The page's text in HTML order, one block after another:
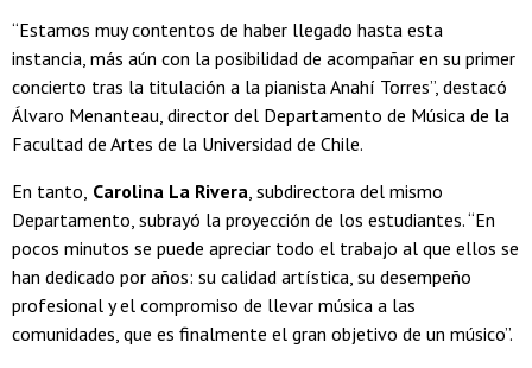
“Estamos muy contentos de haber llegado hasta esta
instancia, más aún con la posibilidad de acompañar en su primer
concierto tras la titulación a la pianista Anahí Torres”, destacó
Álvaro Menanteau, director del Departamento de Música de la
Facultad de Artes de la Universidad de Chile.
En tanto, Carolina La Rivera, subdirectora del mismo
Departamento, subrayó la proyección de los estudiantes. “En
pocos minutos se puede apreciar todo el trabajo al que ellos se
han dedicado por años: su calidad artística, su desempeño
profesional y el compromiso de llevar música a las
comunidades, que es finalmente el gran objetivo de un músico”.